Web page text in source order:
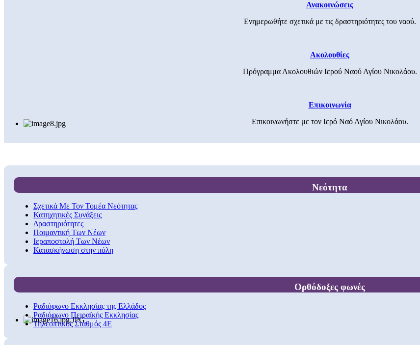
Ανακοινώσεις
Ενημερωθήτε σχετικά με τις δραστηριότητες του ναού.
Ακολουθίες
Πρόγραμμα Ακολουθιών Ιερού Ναού Αγίου Νικολάου.
Επικοινωνία
Επικοινωνήστε με τον Ιερό Ναό Αγίου Νικολάου.
Νεότητα
Σχετικά Με Τον Τομέα Νεότητας
Κατηχητικές Συνάξεις
Δραστηριότητες
Ποιμαντική Των Νέων
Ιεραποστολή Των Νέων
Κατασκήνωση στην πόλη
Ορθόδοξες φωνές
Ραδιόφωνο Εκκλησίας της Ελλάδος
Ραδιόφωνο Πειραϊκής Εκκλησίας
Τηλεοπτικός Σταθμός 4Ε